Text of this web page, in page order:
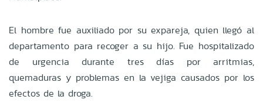
El hombre fue auxiliado por su expareja, quien llegó al
departamento para recoger a su hijo. Fue hospitalizado
de urgencia durante tres días por arritmias,
quemaduras y problemas en la vejiga causados por los
efectos de la droga.